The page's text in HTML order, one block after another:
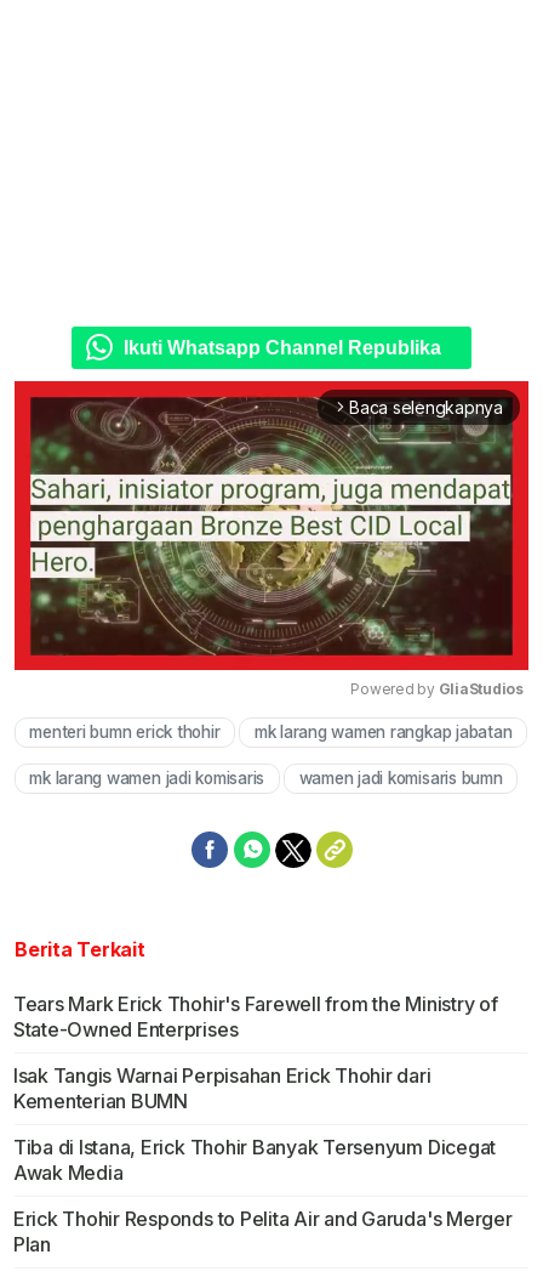
Ikuti Whatsapp Channel Republika
arrow_forward_ios Baca selengkapnya
Mute
Powered by GliaStudios
menteri bumn erick thohir mk larang wamen rangkap jabatan
mk larang wamen jadi komisaris wamen jadi komisaris bumn
Berita Terkait
Tears Mark Erick Thohir's Farewell from the Ministry of
State-Owned Enterprises
Isak Tangis Warnai Perpisahan Erick Thohir dari
Kementerian BUMN
Tiba di Istana, Erick Thohir Banyak Tersenyum Dicegat
Awak Media
Erick Thohir Responds to Pelita Air and Garuda's Merger
Plan